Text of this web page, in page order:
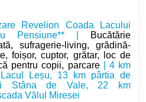
Revelion Coada Lacului
Pensiune** |
Bucătărie
sufragerie-living, grădină-
foișor, cuptor, grătar, loc de
pentru copii, parcare| 4 km
Leșu, 13 km pârtia de
Stâna de Vale, 22 km
Vălul Miresei